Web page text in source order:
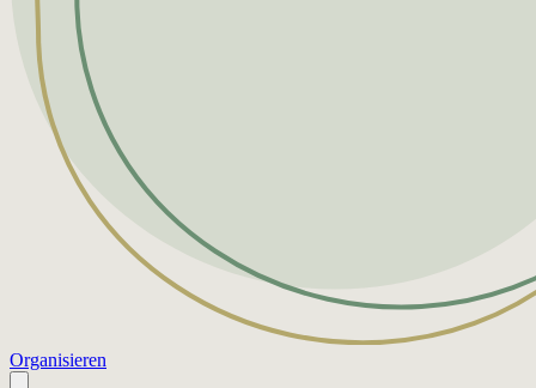
Organisieren